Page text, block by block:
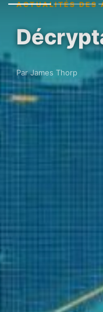
ACTUALITÉS DES
Par James Thorp